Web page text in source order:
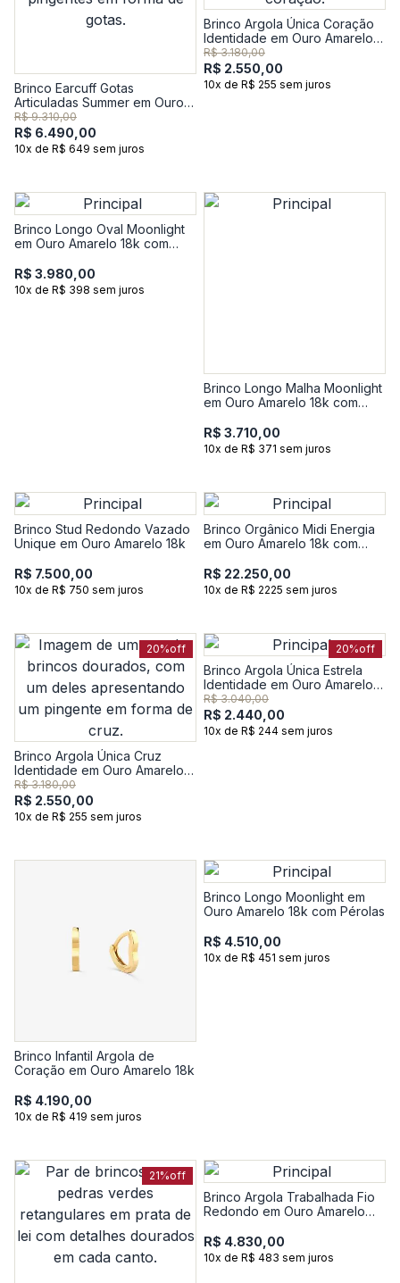
Brinco Earcuff Gotas
Articuladas Summer em Ouro
Amarelo 18k
R$ 9.310,00
R$ 6.490,00
10x de R$ 649 sem juros
Brinco Argola Única Coração
Identidade em Ouro Amarelo
18k
R$ 3.180,00
R$ 2.550,00
10x de R$ 255 sem juros
Brinco Longo Oval Moonlight
em Ouro Amarelo 18k com
R$ 3.980,00
10x de R$ 398 sem juros
Brinco Longo Malha Moonlight
em Ouro Amarelo 18k com
R$ 3.710,00
10x de R$ 371 sem juros
Brinco Stud Redondo Vazado
Unique em Ouro Amarelo 18k
R$ 7.500,00
10x de R$ 750 sem juros
Brinco Orgânico Midi Energia
em Ouro Amarelo 18k com
Diamantes
R$ 22.250,00
10x de R$ 2225 sem juros
20%off
Brinco Argola Única Cruz
Identidade em Ouro Amarelo
18k
R$ 3.180,00
R$ 2.550,00
10x de R$ 255 sem juros
20%off
Brinco Argola Única Estrela
Identidade em Ouro Amarelo
18k
R$ 3.040,00
R$ 2.440,00
10x de R$ 244 sem juros
Brinco Infantil Argola de
Coração em Ouro Amarelo 18k
R$ 4.190,00
10x de R$ 419 sem juros
Brinco Longo Moonlight em
Ouro Amarelo 18k com Pérolas
R$ 4.510,00
10x de R$ 451 sem juros
21%off
Brinco Argola Trabalhada Fio
Redondo em Ouro Amarelo
R$ 4.830,00
10x de R$ 483 sem juros